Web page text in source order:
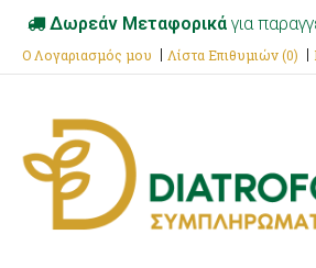
Δωρεάν Μεταφορικά για
Ο Λογαριασμός μου Λίστα Επιθυμιών (0)